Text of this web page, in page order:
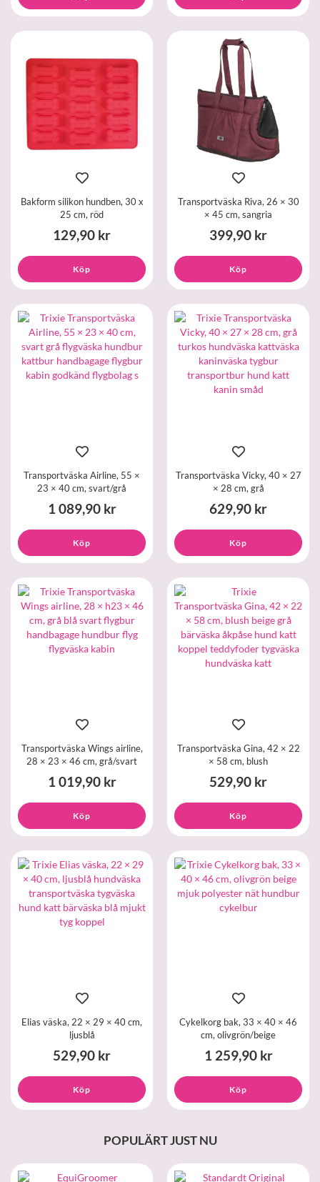
Bakform silikon hundben, 30 x
25 cm, röd
129,90 kr
Köp
Transportväska Riva, 26 × 30
× 45 cm, sangria
399,90 kr
Köp
Transportväska Airline, 55 ×
23 × 40 cm, svart/grå
1 089,90 kr
Köp
Transportväska Vicky, 40 × 27
× 28 cm, grå
629,90 kr
Köp
Transportväska Wings airline,
28 × 23 × 46 cm, grå/svart
1 019,90 kr
Köp
Transportväska Gina, 42 × 22
× 58 cm, blush
529,90 kr
Köp
Elias väska, 22 × 29 × 40 cm,
ljusblå
529,90 kr
Köp
Cykelkorg bak, 33 × 40 × 46
cm, olivgrön/beige
1 259,90 kr
Köp
POPULÄRT JUST NU